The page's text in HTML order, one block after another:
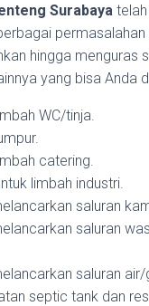
Surabaya
hingga menguras
yang bisa Anda
WC/tinja.
catering.
limbah industri.
saluran
saluran
saluran air/
septic tank dan